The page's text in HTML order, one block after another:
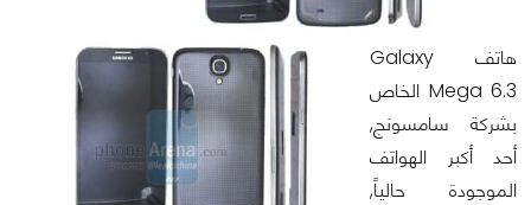
هاتف Galaxy
Mega 6.3 الخاص
بشركة سامسونج,
أحد أكبر الهواتف
الموجودة حالياً,